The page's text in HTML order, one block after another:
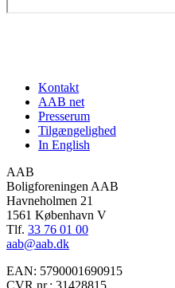
Footer
navigation
Kontakt
AAB net
Presserum
Tilgængelighed
In English
AAB
Boligforeningen AAB
Havneholmen 21
1561 København V
Tlf. 33 76 01 00
aab@aab.dk
EAN: 5790001690915
CVR nr.: 31428815